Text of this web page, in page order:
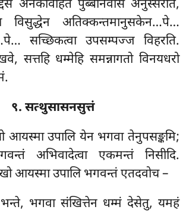
अनेकविहितं पुब्बेनिवासं अनुस्सरति,
विसुद्धेन अतिक्कन्तमानुसकेन…पे…
सच्छिकत्वा उपसम्पज्ज विहरति.
सत्तहि धम्मेहि समन्नागतो विनयधरो
९. सत्थुसासनसुत्तं
उपालि येन भगवा तेनुपसङ्कमि;
अभिवादेत्वा एकमन्तं निसीदि.
खो आयस्मा उपालि भगवन्तं एतदवोच –
भगवा संखित्तेन धम्मं देसेतु, यमहं